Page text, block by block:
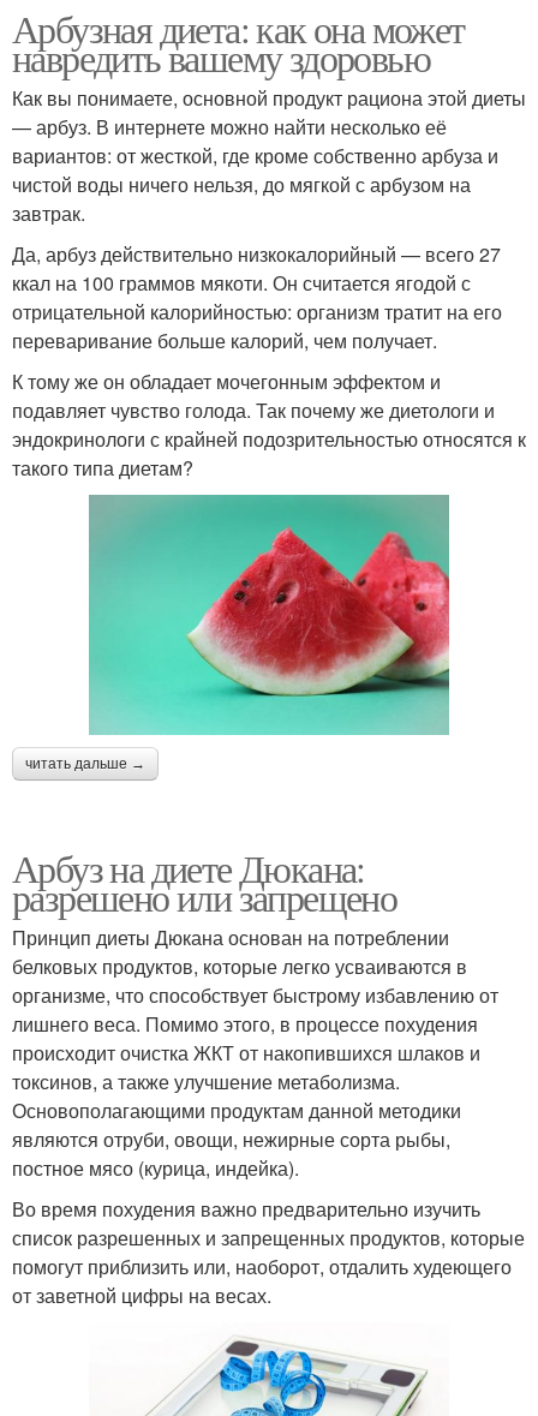
Арбузная диета: как она может
навредить вашему здоровью
Как вы понимаете, основной продукт рациона этой диеты
— арбуз. В интернете можно найти несколько её
вариантов: от жесткой, где кроме собственно арбуза и
чистой воды ничего нельзя, до мягкой с арбузом на
завтрак.
Да, арбуз действительно низкокалорийный — всего 27
ккал на 100 граммов мякоти. Он считается ягодой с
отрицательной калорийностью: организм тратит на его
переваривание больше калорий, чем получает.
К тому же он обладает мочегонным эффектом и
подавляет чувство голода. Так почему же диетологи и
эндокринологи с крайней подозрительностью относятся к
такого типа диетам?
читать дальше →
Арбуз на диете Дюкана:
разрешено или запрещено
Принцип диеты Дюкана основан на потреблении
белковых продуктов, которые легко усваиваются в
организме, что способствует быстрому избавлению от
лишнего веса. Помимо этого, в процессе похудения
происходит очистка ЖКТ от накопившихся шлаков и
токсинов, а также улучшение метаболизма.
Основополагающими продуктам данной методики
являются отруби, овощи, нежирные сорта рыбы,
постное мясо (курица, индейка).
Во время похудения важно предварительно изучить
список разрешенных и запрещенных продуктов, которые
помогут приблизить или, наоборот, отдалить худеющего
от заветной цифры на весах.